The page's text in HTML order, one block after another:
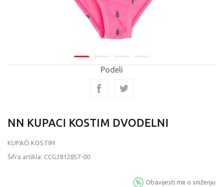
Podeli
NN KUPACI KOSTIM DVODELNI
KUPAĆI KOSTIM
Šifra artikla: CCG2812857-00
Obavijesti me o sniženju